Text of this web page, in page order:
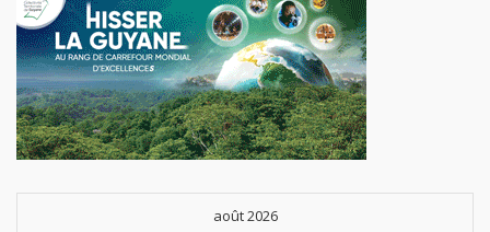
août 2026